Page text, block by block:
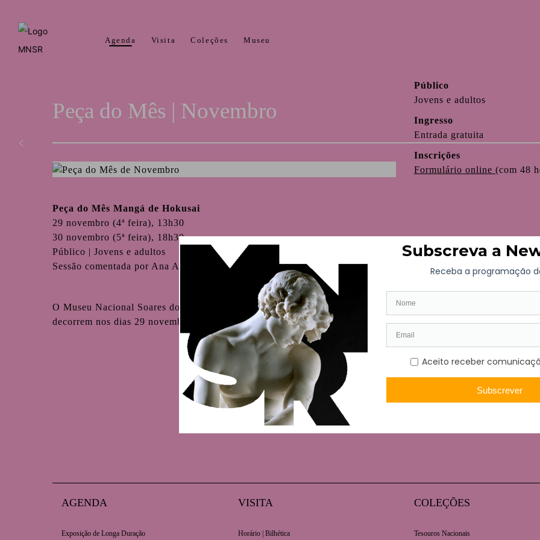
Agenda Visita Coleções Museu
Peça do Mês | Novembro
Público
Jovens e adultos
Ingresso
Entrada gratuita
Inscrições
Formulário online (com 48
Peça do Mês Mangá de Hokusai
29 novembro (4ª feira), 13h30
30 novembro (5ª feira), 18h30
Público | Jovens e adultos
Sessão comentada por Ana Anjos Mântua
O Museu Nacional Soares dos Reis apresenta, na rubrica A Peça do Mês – A Escolha do Público, a
decorrem nos dias 29 novembro (13h30) e 30 novembro (18h30). Inscrições a decorrer.
AGENDA
Exposição de Longa Duração
VISITA
Horário | Bilhética
COLEÇÕES
Tesouros Nacionais